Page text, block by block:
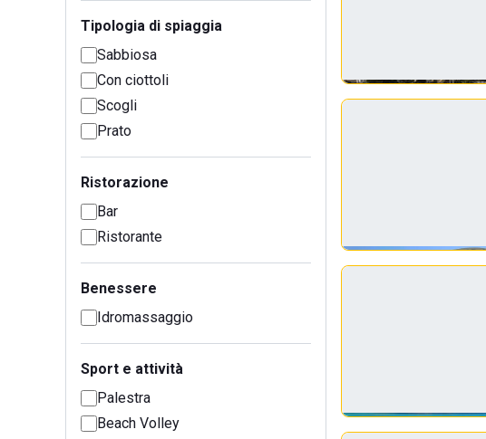
Tipologia di spiaggia
Sabbiosa
Con ciottoli
Scogli
Prato
Ristorazione
Bar
Ristorante
Benessere
Idromassaggio
Sport e attività
Palestra
Beach Volley